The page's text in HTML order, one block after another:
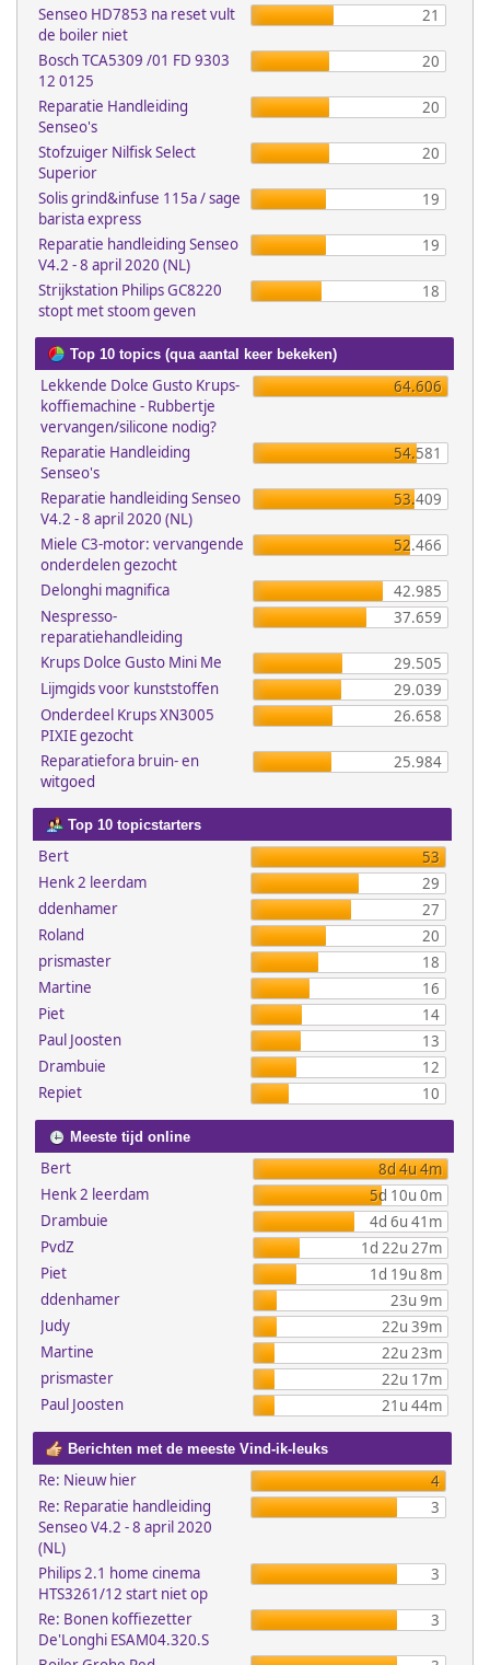
Senseo HD7853 na reset vult
de boiler niet
21
Bosch TCA5309 /01 FD 9303
12 0125
20
Reparatie Handleiding
Senseo's
20
Stofzuiger Nilfisk Select
Superior
20
Solis grind&infuse 115a / sage
barista express
19
Reparatie handleiding Senseo
V4.2 - 8 april 2020 (NL)
19
Strijkstation Philips GC8220
stopt met stoom geven
18
Top 10 topics (qua aantal keer bekeken)
Lekkende Dolce Gusto Krups-
koffiemachine - Rubbertje
vervangen/silicone nodig?
64.606
Reparatie Handleiding
Senseo's
54.581
Reparatie handleiding Senseo
V4.2 - 8 april 2020 (NL)
53.409
Miele C3-motor: vervangende
onderdelen gezocht
52.466
Delonghi magnifica
42.985
Nespresso-
reparatiehandleiding
37.659
Krups Dolce Gusto Mini Me
29.505
Lijmgids voor kunststoffen
29.039
Onderdeel Krups XN3005
PIXIE gezocht
26.658
Reparatiefora bruin- en
witgoed
25.984
Top 10 topicstarters
Bert
53
Henk 2 leerdam
29
ddenhamer
27
Roland
20
prismaster
18
Martine
16
Piet
14
Paul Joosten
13
Drambuie
12
Repiet
10
Meeste tijd online
Bert
8d 4u 4m
Henk 2 leerdam
5d 10u 0m
Drambuie
4d 6u 41m
PvdZ
1d 22u 27m
Piet
1d 19u 8m
ddenhamer
23u 9m
Judy
22u 39m
Martine
22u 23m
prismaster
22u 17m
Paul Joosten
21u 44m
Berichten met de meeste Vind-ik-leuks
Re: Nieuw hier
4
Re: Reparatie handleiding
Senseo V4.2 - 8 april 2020
(NL)
3
Philips 2.1 home cinema
HTS3261/12 start niet op
3
Re: Bonen koffiezetter
De'Longhi ESAM04.320.S
3